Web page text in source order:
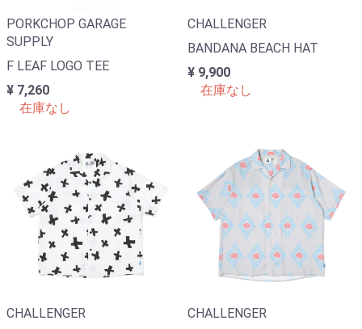
PORKCHOP GARAGE
SUPPLY
F LEAF LOGO TEE
¥ 7,260
在庫なし
CHALLENGER
BANDANA BEACH HAT
¥ 9,900
在庫なし
CHALLENGER
CHALLENGER